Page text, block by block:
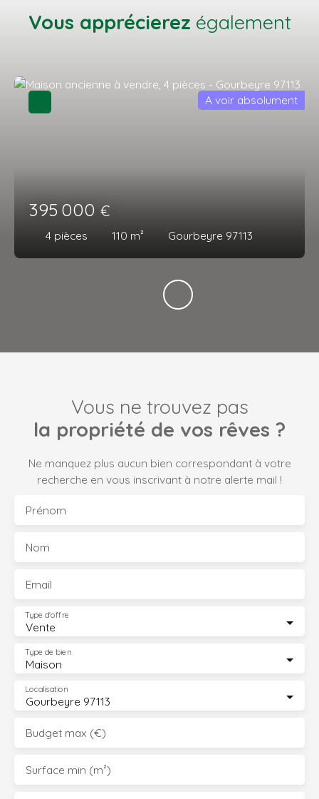
Vous apprécierez également
395 000 €
4 pièces 110 m² Gourbeyre 97113
A voir absolument
Vous ne trouvez pas
la propriété de vos rêves ?
Ne manquez plus aucun bien correspondant à votre
recherche en vous inscrivant à notre alerte mail !
Prénom
Nom
Email
Vente
Type d'offre
Maison
Type de bien
Gourbeyre 97113
Localisation
Budget max (€)
Surface min (m²)